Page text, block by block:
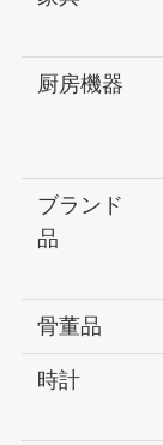
厨房機器
ブランド
品
骨董品
時計